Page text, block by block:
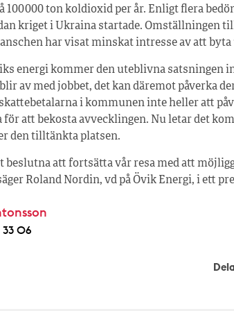
100 000 ton koldioxid per år. Enligt flera
kriget i Ukraina startade. Omställningen
har visat minskat intresse av att
energi kommer den uteblivna satsningen
av med jobbet, det kan däremot påverka
i kommunen inte heller att
för att bekosta avvecklingen. Nu letar det
den tilltänkta platsen.
beslutna att fortsätta vår resa med att
Roland Nordin, vd på Övik Energi, i ett
06
Dela